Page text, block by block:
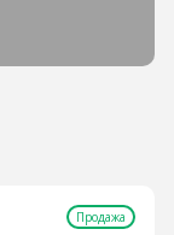
Продажа